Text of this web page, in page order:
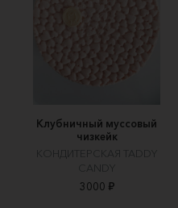
Клубничный муссовый
чизкейк
КОНДИТЕРСКАЯ TADDY
CANDY
3000 ₽